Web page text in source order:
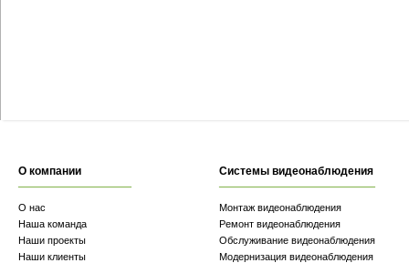
О компании
О нас
Наша команда
Наши проекты
Наши клиенты
Системы видеонаблюдения
Монтаж видеонаблюдения
Ремонт видеонаблюдения
Обслуживание видеонаблюдения
Модернизация видеонаблюдения